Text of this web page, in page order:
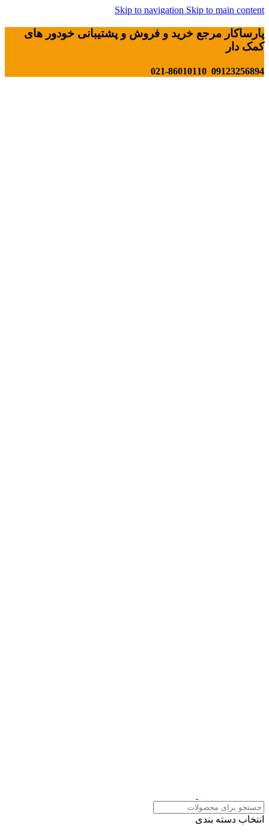
Skip to navigation Skip to main content
پارساکار مرجع خرید و فروش و پشتیبانی خودور های
کمک دار
09123256894 021-86010110
انتخاب دسته بندی